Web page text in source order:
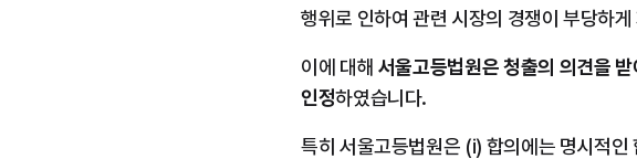
행위로 인하여 관련 시장의 경쟁이 부당하
이에 대해 서울고등법원은 청출의 의견을
인정하였습니다.
특히 서울고등법원은 (i) 합의에는 명시적인